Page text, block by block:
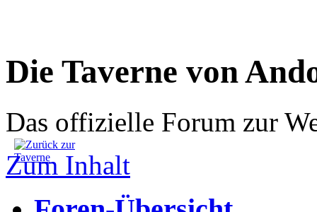
Die Taverne von
Das offizielle Forum zur
Zum Inhalt